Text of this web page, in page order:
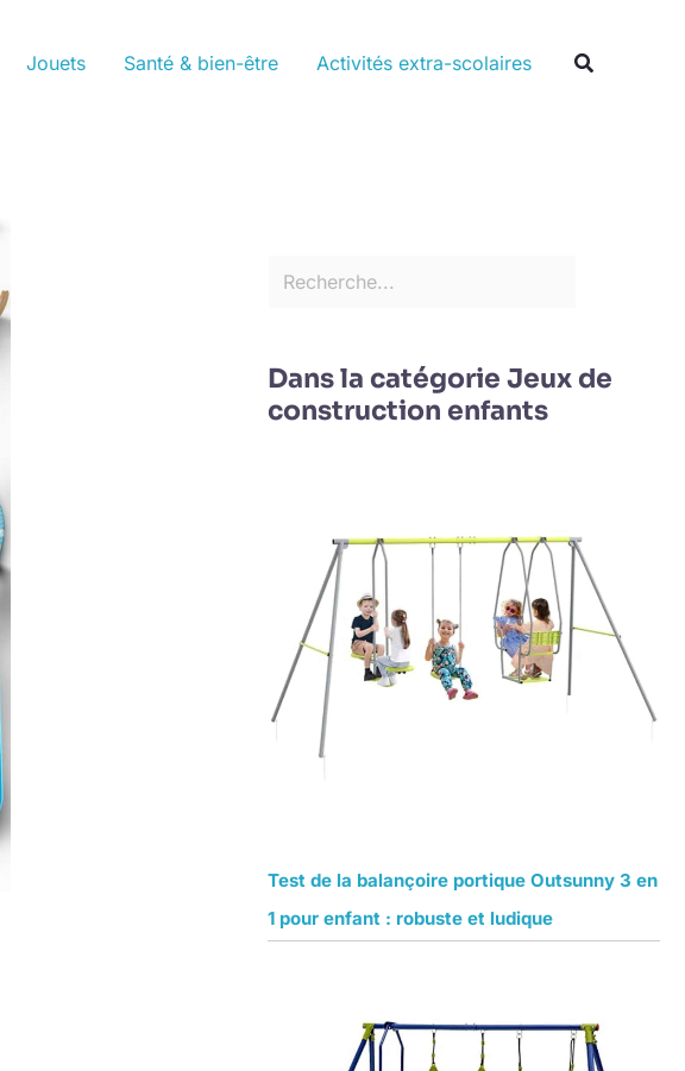
Jouets Santé & bien-être Activités extra-scolaires
Dans la catégorie Jeux de
construction enfants
Test de la balançoire portique Outsunny 3 en
1 pour enfant : robuste et ludique